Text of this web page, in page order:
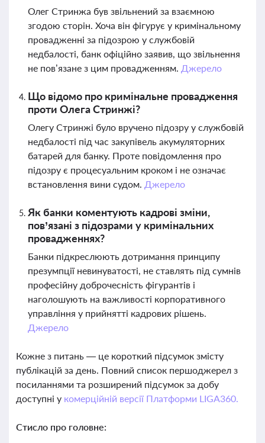
Олег Стринжа був звільнений за взаємною
згодою сторін. Хоча він фігурує у кримінальному
провадженні за підозрою у службовій
недбалості, банк офіційно заявив, що звільнення
не пов’язане з цим провадженням. Джерело
Що відомо про кримінальне провадження
проти Олега Стринжі?
Олегу Стринжі було вручено підозру у службовій
недбалості під час закупівель акумуляторних
батарей для банку. Проте повідомлення про
підозру є процесуальним кроком і не означає
встановлення вини судом. Джерело
Як банки коментують кадрові зміни,
пов’язані з підозрами у кримінальних
провадженнях?
Банки підкреслюють дотримання принципу
презумпції невинуватості, не ставлять під сумнів
професійну доброчесність фігурантів і
наголошують на важливості корпоративного
управління у прийнятті кадрових рішень.
Джерело
Кожне з питань — це короткий підсумок змісту
публікацій за день. Повний список першоджерел з
посиланнями та розширений підсумок за добу
доступні у комерційній версії Платформи LIGA360.
Стисло про головне: